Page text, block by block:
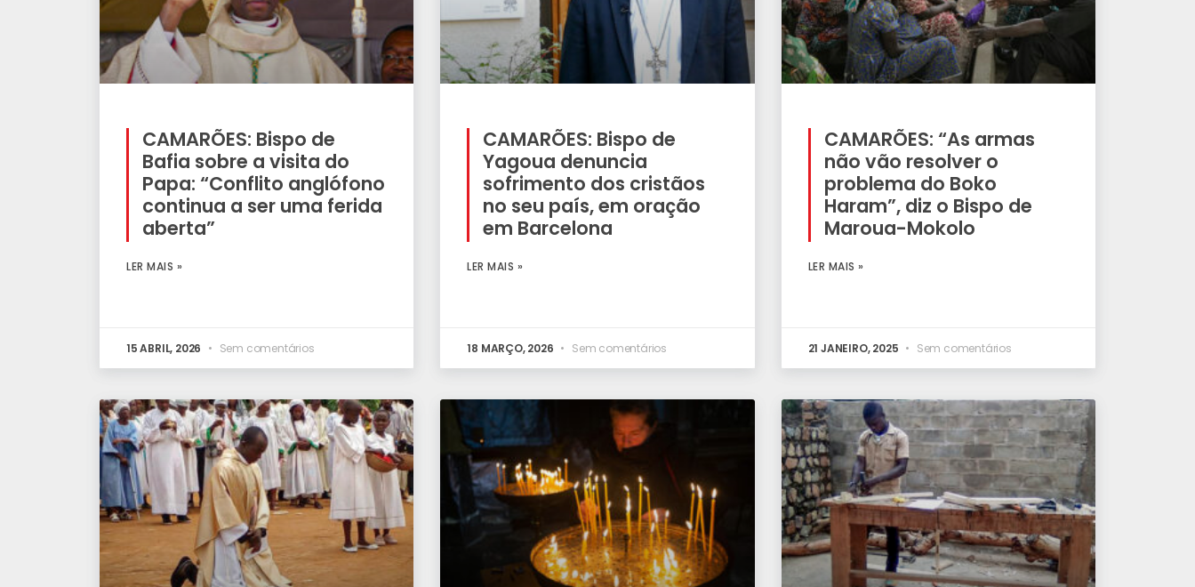
CAMARÕES: Bispo de
Bafia sobre a visita do
Papa: “Conflito anglófono
continua a ser uma ferida
aberta”
LER MAIS »
15 ABRIL, 2026 Sem comentários
CAMARÕES: Bispo de
Yagoua denuncia
sofrimento dos cristãos
no seu país, em oração
em Barcelona
LER MAIS »
18 MARÇO, 2026 Sem comentários
CAMARÕES: “As armas
não vão resolver o
problema do Boko
Haram”, diz o Bispo de
Maroua-Mokolo
LER MAIS »
21 JANEIRO, 2025 Sem comentários